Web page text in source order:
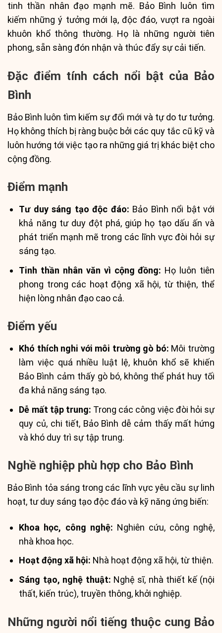
tinh thần nhân đạo mạnh mẽ. Bảo Bình luôn tìm
kiếm những ý tưởng mới lạ, độc đáo, vượt ra ngoài
khuôn khổ thông thường. Họ là những người tiên
phong, sẵn sàng đón nhận và thúc đẩy sự cải tiến.
Đặc điểm tính cách nổi bật của Bảo
Bình
Bảo Bình luôn tìm kiếm sự đổi mới và tự do tư tưởng.
Họ không thích bị ràng buộc bởi các quy tắc cũ kỹ và
luôn hướng tới việc tạo ra những giá trị khác biệt cho
cộng đồng.
Điểm mạnh
Tư duy sáng tạo độc đáo: Bảo Bình nổi bật với
khả năng tư duy đột phá, giúp họ tạo dấu ấn và
phát triển mạnh mẽ trong các lĩnh vực đòi hỏi sự
sáng tạo.
Tinh thần nhân văn vì cộng đồng: Họ luôn tiên
phong trong các hoạt động xã hội, từ thiện, thể
hiện lòng nhân đạo cao cả.
Điểm yếu
Khó thích nghi với môi trường gò bó: Môi trường
làm việc quá nhiều luật lệ, khuôn khổ sẽ khiến
Bảo Bình cảm thấy gò bó, không thể phát huy tối
đa khả năng sáng tạo.
Dễ mất tập trung: Trong các công việc đòi hỏi sự
quy củ, chi tiết, Bảo Bình dễ cảm thấy mất hứng
và khó duy trì sự tập trung.
Nghề nghiệp phù hợp cho Bảo Bình
Bảo Bình tỏa sáng trong các lĩnh vực yêu cầu sự linh
hoạt, tư duy sáng tạo độc đáo và kỹ năng ứng biến:
Khoa học, công nghệ: Nghiên cứu, công nghệ,
nhà khoa học.
Hoạt động xã hội: Nhà hoạt động xã hội, từ thiện.
Sáng tạo, nghệ thuật: Nghệ sĩ, nhà thiết kế (nội
thất, kiến trúc), truyền thông, khởi nghiệp.
Những người nổi tiếng thuộc cung Bảo